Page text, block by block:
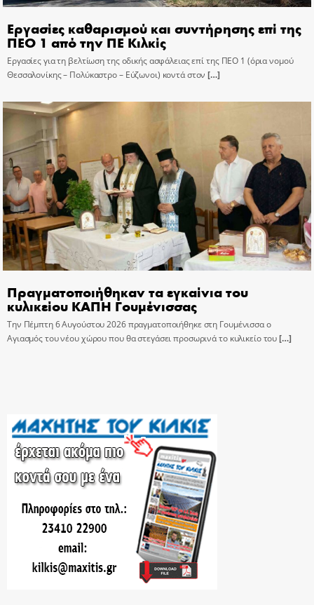
Εργασίες καθαρισμού και συντήρησης επί της
ΠΕΟ 1 από την ΠΕ Κιλκίς
Εργασίες για τη βελτίωση της οδικής ασφάλειας επί της ΠΕΟ 1 (όρια νομού
Θεσσαλονίκης – Πολύκαστρο – Εύζωνοι) κοντά στον […]
Πραγματοποιήθηκαν τα εγκαίνια του
κυλικείου ΚΑΠΗ Γουμένισσας
Την Πέμπτη 6 Αυγούστου 2026 πραγματοποιήθηκε στη Γουμένισσα ο
Αγιασμός του νέου χώρου που θα στεγάσει προσωρινά το κυλικείο του[…]